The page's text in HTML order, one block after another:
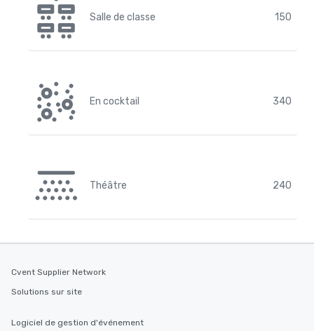
Salle de classe 150
En cocktail 340
Théâtre 240
Cvent Supplier Network
Solutions sur site
Logiciel de gestion d'événement